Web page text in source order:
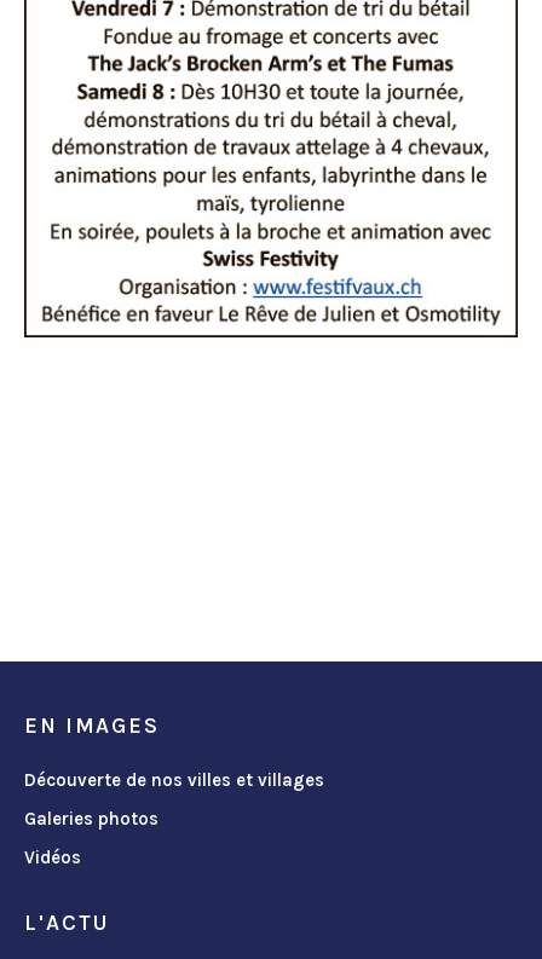
EN IMAGES
Découverte de nos villes et villages
Galeries photos
Vidéos
L'ACTU